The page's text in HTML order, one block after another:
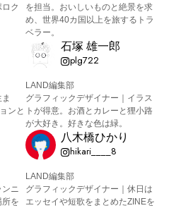
ク
を担当。おいしいものと絶景を求
め、世界40カ国以上を旅するトラ
ベラー。
ンと
石塚 雄一郎
plg722
LAND編集部
グラフィックデザイナー｜イラス
トが得意。お酒とカレーと狸小路
が大好き。好きな色は緑。
ニ
を
八木橋ひかり
hikari____8
LAND編集部
グラフィックデザイナー｜休日は
エッセイや短歌をまとめたZINEを